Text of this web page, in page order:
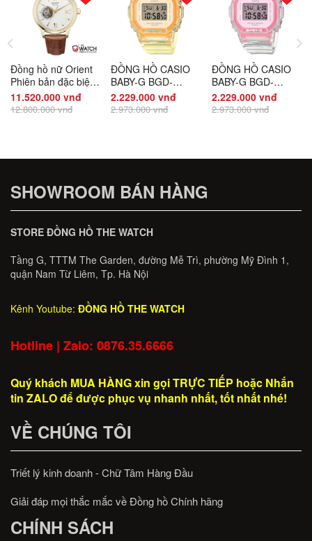
Đồng hồ nữ Orient
Phiên bản đặc biệt
2025 RA-
AG0729S30B
11.520.000 vnđ
12.800.000 vnđ
ĐỒNG HỒ CASIO
BABY-G BGD-
565SJ-9DR CHÍNH
HÃNG
2.229.000 vnđ
2.973.000 vnđ
ĐỒNG HỒ CASIO
BABY-G BGD-
565SJ-7DR CHÍNH
HÃNG
2.229.000 vnđ
2.973.000 vnđ
SHOWROOM BÁN HÀNG
STORE ĐỒNG HỒ THE WATCH
Tầng G, TTTM The Garden, đường Mễ Trì, phường Mỹ Đình 1,
quận Nam Từ Liêm, Tp. Hà Nội
Kênh Youtube: ĐỒNG HỒ THE WATCH
Hotline | Zalo: 0876.35.6666
Quý khách MUA HÀNG xin gọi TRỰC TIẾP hoặc Nhắn
tin ZALO để được phục vụ nhanh nhất, tốt nhất nhé!
VỀ CHÚNG TÔI
Triết lý kinh doanh - Chữ Tâm Hàng Đầu
Giải đáp mọi thắc mắc về Đồng hồ Chính hãng
CHÍNH SÁCH